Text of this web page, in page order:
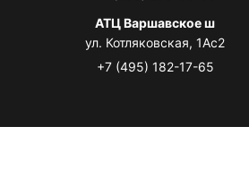
АТЦ Варшавское ш
ул. Котляковская, 1Ас2
+7 (495) 182-17-65